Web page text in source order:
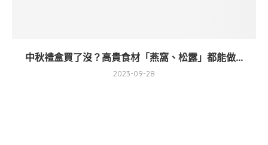
中秋禮盒買了沒？高貴食材「燕窩、松露」都能做...
2023-09-28